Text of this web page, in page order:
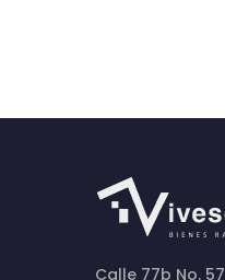
Calle 77b No.